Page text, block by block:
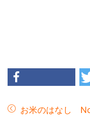
お米のはなし